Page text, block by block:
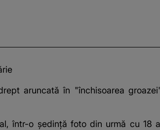
aruncată în "închisoarea
într-o ședință foto din urmă cu 18